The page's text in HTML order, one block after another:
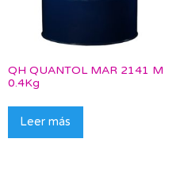
QH QUANTOL MAR 2141 M
0.4Kg
Leer más